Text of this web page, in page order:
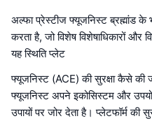
अल्फा प्रेस्टीज फ्यूजनिस्ट ब्रह्मांड के
करता है, जो विशेष विशेषाधिकारों
यह स्थिति प्लेट
फ्यूजनिस्ट (ACE) की सुरक्षा कैसे की
फ्यूजनिस्ट अपने इकोसिस्टम और
उपायों पर जोर देता है। प्लेटफॉर्म की